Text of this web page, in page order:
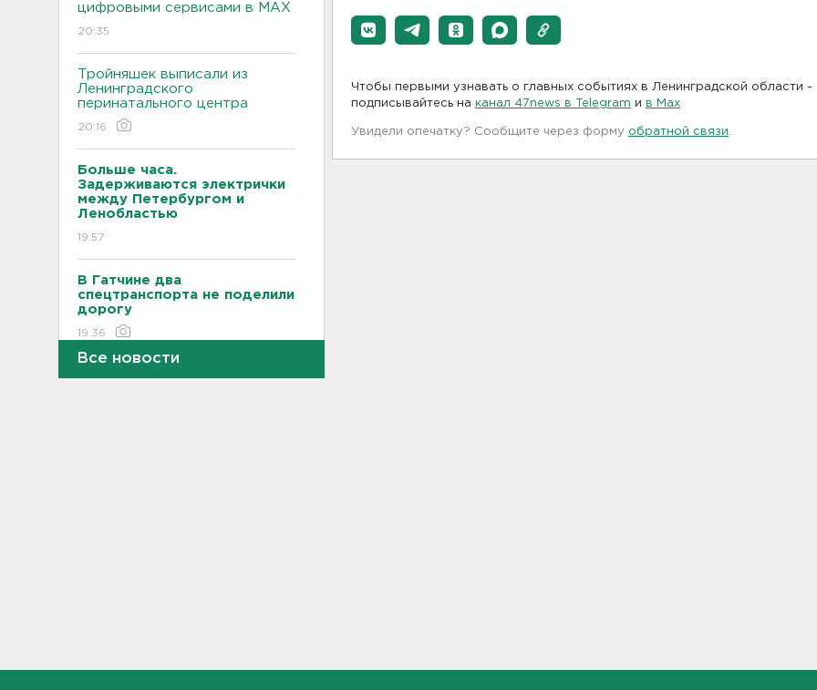
цифровыми сервисами в МАХ
20:35
Тройняшек выписали из
Ленинградского
перинатального центра
20:16
Больше часа.
Задерживаются электрички
между Петербургом и
Ленобластью
19:57
В Гатчине два
спецтранспорта не поделили
дорогу
19:36
Все новости
Чтобы первыми узнавать о главных событиях в Ленинградской области -
подписывайтесь на канал 47news в Telegram и в Maх
Увидели опечатку? Сообщите через форму обратной связи